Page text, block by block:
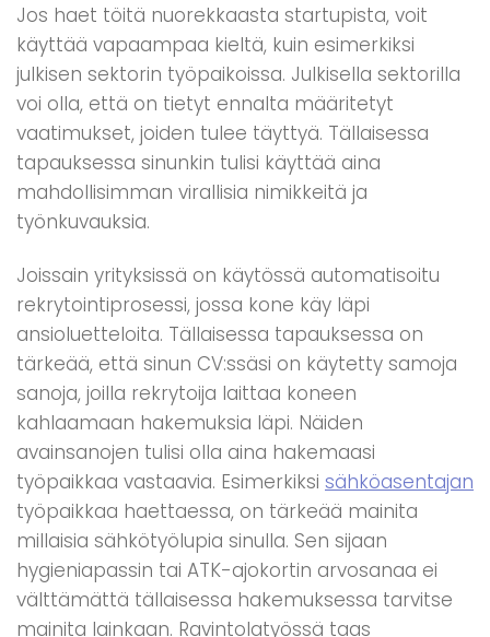
Jos haet töitä nuorekkaasta startupista, voit
käyttää vapaampaa kieltä, kuin esimerkiksi
julkisen sektorin työpaikoissa. Julkisella sektorilla
voi olla, että on tietyt ennalta määritetyt
vaatimukset, joiden tulee täyttyä. Tällaisessa
tapauksessa sinunkin tulisi käyttää aina
mahdollisimman virallisia nimikkeitä ja
työnkuvauksia.
Joissain yrityksissä on käytössä automatisoitu
rekrytointiprosessi, jossa kone käy läpi
ansioluetteloita. Tällaisessa tapauksessa on
tärkeää, että sinun CV:ssäsi on käytetty samoja
sanoja, joilla rekrytoija laittaa koneen
kahlaamaan hakemuksia läpi. Näiden
avainsanojen tulisi olla aina hakemaasi
työpaikkaa vastaavia. Esimerkiksi sähköasentajan
työpaikkaa haettaessa, on tärkeää mainita
millaisia sähkötyölupia sinulla. Sen sijaan
hygieniapassin tai ATK-ajokortin arvosanaa ei
välttämättä tällaisessa hakemuksessa tarvitse
mainita lainkaan. Ravintolatyössä taas